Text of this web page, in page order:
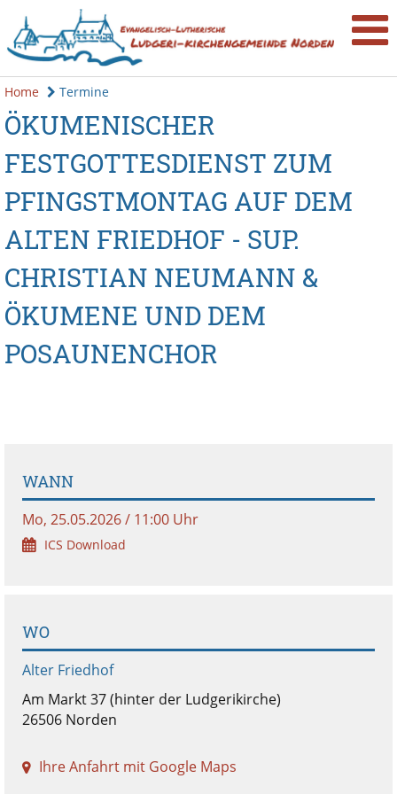
Home Termine
ÖKUMENISCHER
FESTGOTTESDIENST ZUM
PFINGSTMONTAG AUF DEM
ALTEN FRIEDHOF - SUP.
CHRISTIAN NEUMANN &
ÖKUMENE UND DEM
POSAUNENCHOR
WANN
Mo, 25.05.2026 / 11:00 Uhr
ICS Download
WO
Alter Friedhof
Am Markt 37 (hinter der Ludgerikirche)
26506 Norden
Ihre Anfahrt mit Google Maps